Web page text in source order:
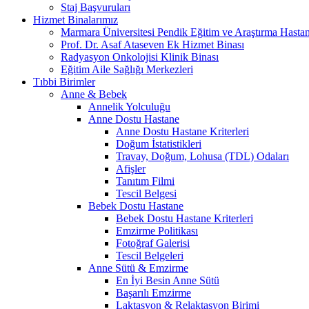
Staj Başvuruları
Hizmet Binalarımız
Marmara Üniversitesi Pendik Eğitim ve Araştırma
Prof. Dr. Asaf Ataseven Ek Hizmet Binası
Radyasyon Onkolojisi Klinik Binası
Eğitim Aile Sağlığı Merkezleri
Tıbbi Birimler
Anne & Bebek
Annelik Yolculuğu
Anne Dostu Hastane
Anne Dostu Hastane Kriterleri
Doğum İstatistikleri
Travay, Doğum, Lohusa (TDL) Odaları
Afişler
Tanıtım Filmi
Tescil Belgesi
Bebek Dostu Hastane
Bebek Dostu Hastane Kriterleri
Emzirme Politikası
Fotoğraf Galerisi
Tescil Belgeleri
Anne Sütü & Emzirme
En İyi Besin Anne Sütü
Başarılı Emzirme
Laktasyon & Relaktasyon Birimi